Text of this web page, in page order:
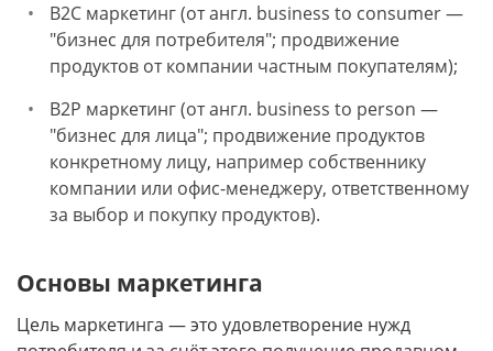
B2C маркетинг (от англ. business to consumer —
"бизнес для потребителя"; продвижение
продуктов от компании частным покупателям);
B2P маркетинг (от англ. business to person —
"бизнес для лица"; продвижение продуктов
конкретному лицу, например собственнику
компании или офис-менеджеру, ответственному
за выбор и покупку продуктов).
Основы маркетинга
Цель маркетинга — это удовлетворение нужд